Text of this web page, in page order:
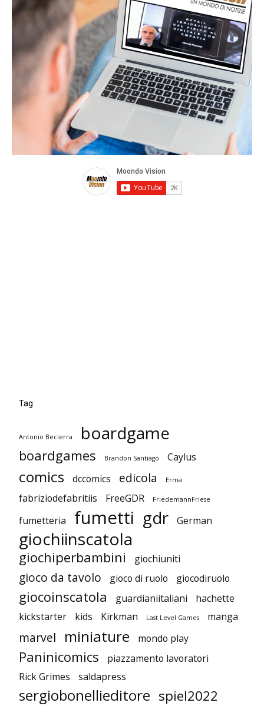
Tag
Antonio Becierra boardgame
boardgames Brandon Santiago Caylus
comics dccomics edicola Erma
fabriziodefabritiis FreeGDR FriedemannFriese
fumetteria fumetti gdr German
giochiinscatola
giochiperbambini giochiuniti
gioco da tavolo gioco di ruolo giocodiruolo
giocoinscatola guardianiitaliani
hachette
kickstarter
kids Kirkman Last Level Games manga
marvel miniature mondo play
Paninicomics
piazzamento lavoratori
Rick Grimes
saldapress
sergiobonellieditore spiel2022